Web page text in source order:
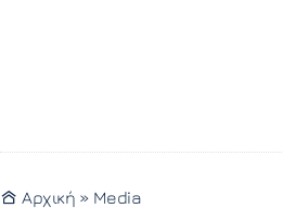
Αρχική » Media